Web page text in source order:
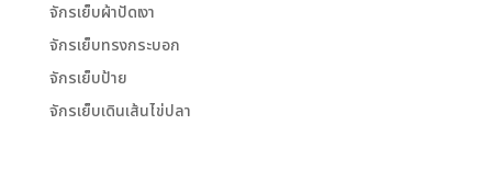
จักรเย็บผ้าปัดเงา
จักรเย็บทรงกระบอก
จักรเย็บป้าย
จักรเย็บเดินเส้นไข่ปลา